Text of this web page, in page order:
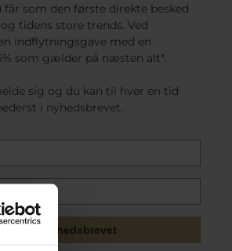
som den første direkte besked
tidens store trends. Ved
indflytningsgave med en
som gælder på næsten alt*.
sig og du kan til hver en tid
i nyhedsbrevet.
mig nyhedsbrevet